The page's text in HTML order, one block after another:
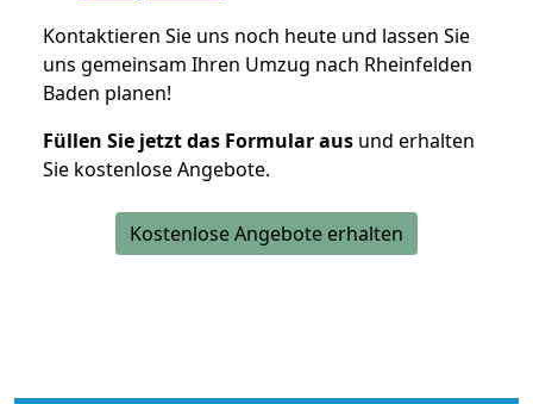
Kontaktieren Sie uns noch heute und lassen Sie
uns gemeinsam Ihren Umzug nach Rheinfelden
Baden planen!
Füllen Sie jetzt das Formular aus und erhalten
Sie kostenlose Angebote.
Kostenlose Angebote erhalten